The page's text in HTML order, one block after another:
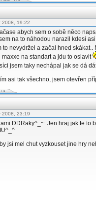
2008, 19:22
abych sem o sobě něco
na to náhodou narazil kdesi
to nevydržel a začal hned
na standart a jdu to oslavit
jsem taky nechápal jak se dá
asi tak všechno, jsem otevřen
2008, 23:19
DDRaky^_~. Jen hraj jak te to
jsi mel chut vyzkouset jine hry